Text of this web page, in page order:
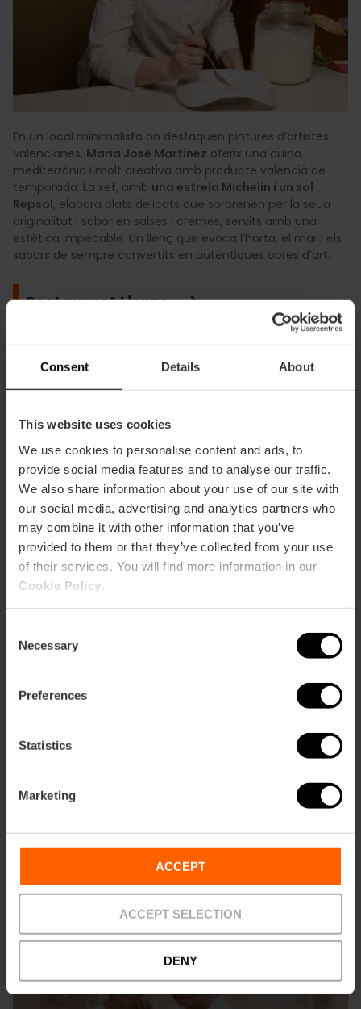
Consent Details About
This website uses cookies
We use cookies to personalise content and ads, to
provide social media features and to analyse our traffic.
We also share information about your use of our site with
our social media, advertising and analytics partners who
may combine it with other information that you’ve
provided to them or that they’ve collected from your use
of their services. You will find more information in our
Cookie Policy
Selection
Necessary
Preferences
Statistics
Marketing
ACCEPT
ACCEPT SELECTION
DENY
En un local minimalista on destaquen pintures d’artistes
valencianes, María José Martínez oferix una cuina
mediterrània i molt creativa amb producte valencià de
temporada. La xef, amb una estrela Michelin i un sol
Repsol, elabora plats delicats que sorprenen per la seua
originalitat i sabor en salses i cremes, servits amb una
estètica impecable. Un llenç que evoca l’horta, el mar i els
sabors de sempre convertits en autèntiques obres d’art.
Restaurant Lienzo
i una llarga trajectòria a les
cuines de Quique Dacosta,
Germán Carrizo i Carito
han complert els seus somnis en este xicotet
. Hi practiquen cuina
fusió amb una proposta creativa i mediterrània amb arrels
Arrels Restaurant